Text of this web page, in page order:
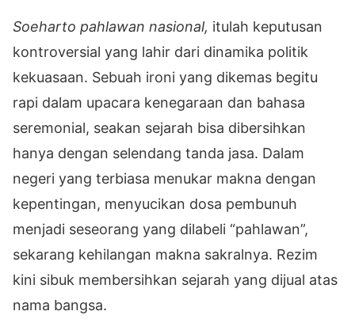
Soeharto pahlawan nasional, itulah keputusan
kontroversial yang lahir dari dinamika politik
kekuasaan. Sebuah ironi yang dikemas begitu
rapi dalam upacara kenegaraan dan bahasa
seremonial, seakan sejarah bisa dibersihkan
hanya dengan selendang tanda jasa. Dalam
negeri yang terbiasa menukar makna dengan
kepentingan, menyucikan dosa pembunuh
menjadi seseorang yang dilabeli “pahlawan”,
sekarang kehilangan makna sakralnya. Rezim
kini sibuk membersihkan sejarah yang dijual atas
nama bangsa.